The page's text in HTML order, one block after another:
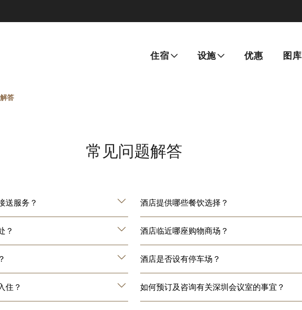
住宿 设施 优惠 图库
答
常见问题解答
送服务？
？
住？
酒店提供哪些餐饮选择？
酒店临近哪座购物商场？
酒店是否设有停车场？
如何预订及咨询有关深圳会议室的事宜？